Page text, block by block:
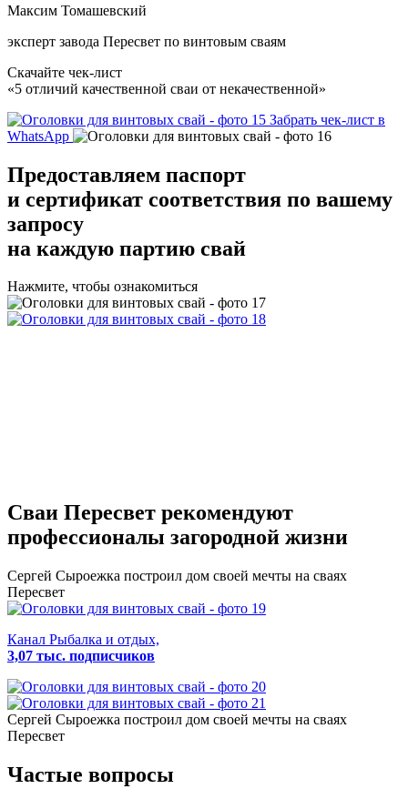
Максим Томашевский
эксперт завода Пересвет по винтовым сваям
Скачайте чек-лист
«5 отличий качественной сваи от некачественной»
Забрать чек-лист в
WhatsApp
Предоставляем паспорт
и сертификат соответствия по вашему
запросу
на каждую партию свай
Нажмите, чтобы ознакомиться
Сваи Пересвет рекомендуют
профессионалы загородной жизни
Сергей Сыроежка построил дом своей мечты на сваях
Пересвет
Канал Рыбалка и отдых,
3,07 тыс. подписчиков
Сергей Сыроежка построил дом своей мечты на сваях
Пересвет
Частые вопросы